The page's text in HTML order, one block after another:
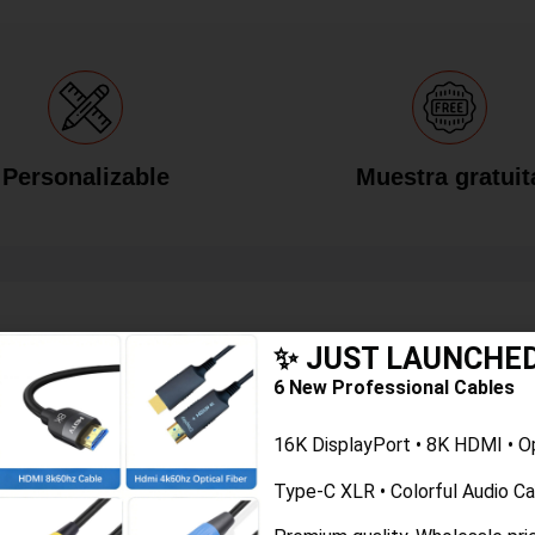
Personalizable Muestra
USB C A
Ethernet?
✨ JUST
6 New Professional Cables
16K DisplayPort • 8K HDMI •
Type-C XLR • Colorful Audio